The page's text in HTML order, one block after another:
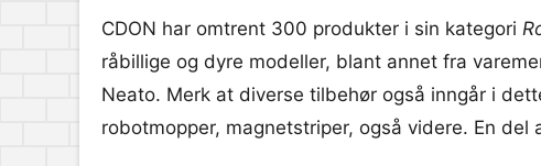
CDON har omtrent 300 produkter i sin kategori
råbillige og dyre modeller, blant annet fra
Neato. Merk at diverse tilbehør også inngår i
robotmopper, magnetstriper, også videre. En